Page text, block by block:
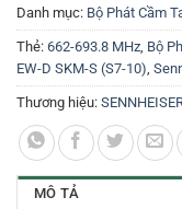
Danh mục: Bộ Phát Cầm
Thẻ: 662-693.8 MHz Bộ
EW-D SKM-S (S7-10)
Thương hiệu:
MÔ TẢ